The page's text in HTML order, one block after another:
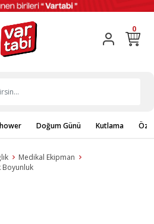
0
Doğum Günü Kutlama
Medikal Ekipman